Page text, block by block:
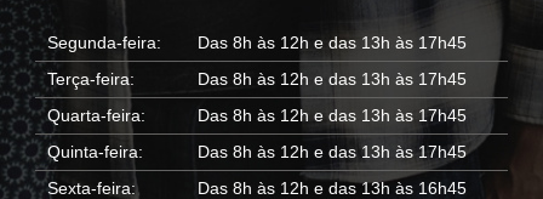
Segunda-feira:
Das 8h às 12h e das 13h às 17h45
Terça-feira:
Das 8h às 12h e das 13h às 17h45
Quarta-feira:
Das 8h às 12h e das 13h às 17h45
Quinta-feira:
Das 8h às 12h e das 13h às 17h45
Sexta-feira:
Das 8h às 12h e das 13h às 16h45